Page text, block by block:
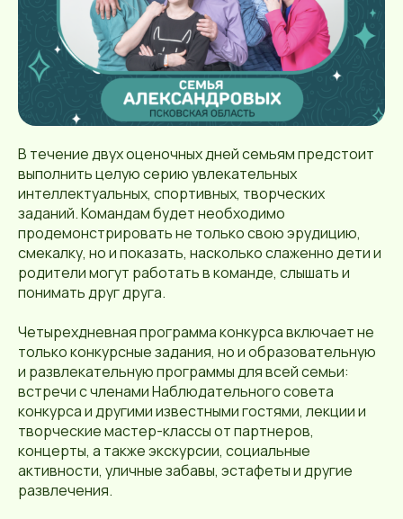
В течение двух оценочных дней семьям предстоит
выполнить целую серию увлекательных
интеллектуальных, спортивных, творческих
заданий. Командам будет необходимо
продемонстрировать не только свою эрудицию,
смекалку, но и показать, насколько слаженно дети и
родители могут работать в команде, слышать и
понимать друг друга.
Четырехдневная программа конкурса включает не
только конкурсные задания, но и образовательную
и развлекательную программы для всей семьи:
встречи с членами Наблюдательного совета
конкурса и другими известными гостями, лекции и
творческие мастер-классы от партнеров,
концерты, а также экскурсии, социальные
активности, уличные забавы, эстафеты и другие
развлечения.